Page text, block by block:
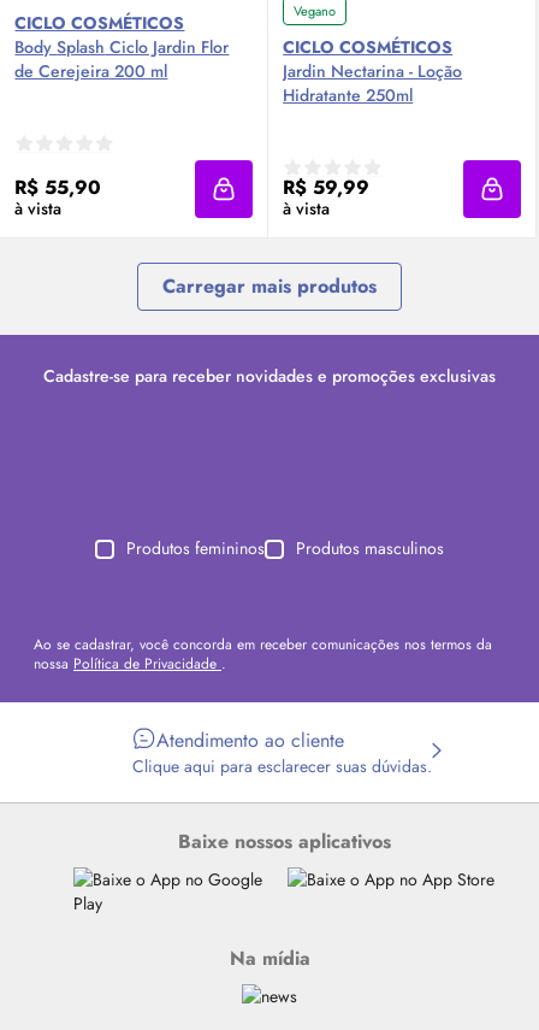
CICLO COSMÉTICOS
BodySplash Ciclo Jardin Flor
de Cerejeira 200 ml
R$ 55,90
à vista Adicionar à sacola
Vegano
CICLO COSMÉTICOS
Jardin Nectarina - Loção
Hidratante 250ml
R$ 59,99
à vista
Carregar mais produtos
Cadastre-se para receber novidades e promoções exclusivas
Produtos femininos Produtos masculinos
Ao se cadastrar, você concorda em receber comunicações nos termos da
nossa Política de Privacidade .
Atendimento ao cliente
Clique aqui para esclarecer suas dúvidas.
Baixe nossos aplicativos
Na mídia